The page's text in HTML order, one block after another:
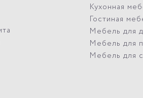
Кухонная
Гостиная
Мебель для
Мебель для
Мебель для